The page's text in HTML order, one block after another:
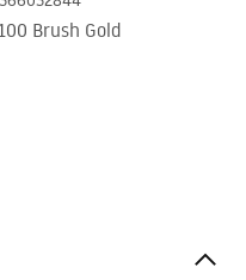
Brush Gold